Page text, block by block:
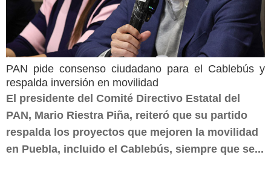
PAN pide consenso ciudadano para el Cablebús y
respalda inversión en movilidad
El presidente del Comité Directivo Estatal del
PAN, Mario Riestra Piña, reiteró que su partido
respalda los proyectos que mejoren la movilidad
en Puebla, incluido el Cablebús, siempre que se...